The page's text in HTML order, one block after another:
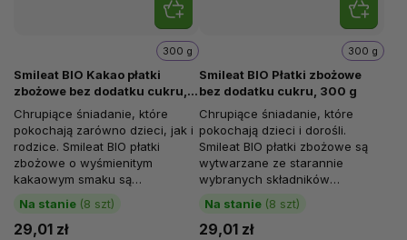
Smileat BIO Kakao płatki
zbożowe bez dodatku cukru,
300 g
Na stanie (8 szt)
300 g
29,01 zł
Chrupiące śniadanie, które
pokochają zarówno dzieci, jak i
rodzice. Smileat BIO płatki
zbożowe o wyśmienitym
kakaowym smaku są
wytwarzane ze starannie
dobranych składników...
Smileat BIO Płatki zbożowe
bez dodatku cukru, 300 g
Na stanie (8 szt)
300 g
29,01 zł
Chrupiące śniadanie, które
pokochają dzieci i dorośli.
Smileat BIO płatki zbożowe są
wytwarzane ze starannie
wybranych składników
roślinnych pochodzących z
rolnictwa...